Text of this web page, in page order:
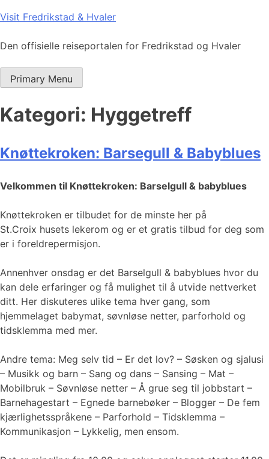
Skip
content
Visit Fredrikstad & Hvaler
Den offisielle reiseportalen for Fredrikstad og Hvaler
Primary Menu
Kategori: Hyggetreff
Knøttekroken: Barsegull & Babyblues
Velkommen til Knøttekroken: Barselgull & babyblues
Knøttekroken er tilbudet for de minste her på
St.Croix husets lekerom og er et gratis tilbud for deg som
er i foreldrepermisjon.
Annenhver onsdag er det Barselgull & babyblues hvor du
kan dele erfaringer og få mulighet til å utvide nettverket
ditt. Her diskuteres ulike tema hver gang, som
hjemmelaget babymat, søvnløse netter, parforhold og
tidsklemma med mer.
Andre tema: Meg selv tid – Er det lov? – Søsken og sjalusi
– Musikk og barn – Sang og dans – Sansing – Mat –
Mobilbruk – Søvnløse netter – Å grue seg til jobbstart –
Barnehagestart – Egnede barnebøker – Blogger – De fem
kjærlighetsspråkene – Parforhold – Tidsklemma –
Kommunikasjon – Lykkelig, men ensom.